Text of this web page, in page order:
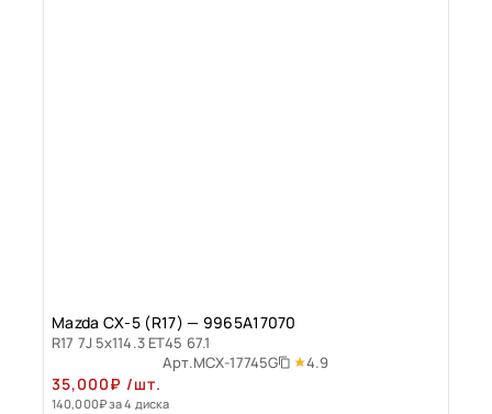
Mazda CX-5 (R17) — 9965A17070
R17 7J 5x114.3 ET45 67.1
Арт.MCX-17745G 4.9
35,000₽ /шт.
140,000₽за 4 диска